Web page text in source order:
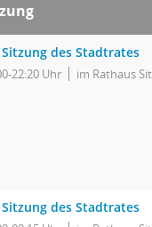
Sitzung des Stadtrates
22:20 Uhr im Rathaus
Sitzung des Stadtrates